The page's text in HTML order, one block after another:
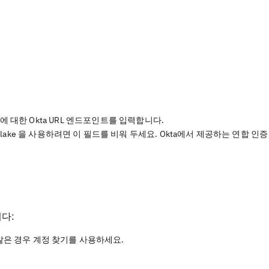
대한 Okta URL 엔드포인트를 입력합니다.
을 사용하려면 이 필드를 비워 두세요. Okta에서 제공하는 연합 인증
:
경우 계정 찾기를 사용하세요.